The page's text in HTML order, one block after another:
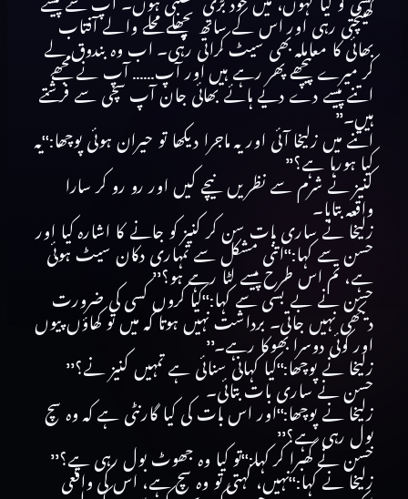
کسی کو کیا کہوں، میں خود بڑی مطلبی ہوں۔ آپ سے پیسے
کھینچتی رہی اور اس کے ساتھ پچھلے محلے والے آفتاب
بھائی کا معاملہ بھی سیٹ کراتی رہی۔ اب وہ بندوق لے
کر میرے پیچھے پھر رہے ہیں اور آپ…… آپ نے مجھے
اتنے پیسے دے دیے ہائے بھائی جان آپ سچی سے فرشتے
ہیں۔’’
اتنے میں زلیخا آئی اور یہ ماجرا دیکھا تو حیران ہوئی پوچھا:‘‘یہ
کیا ہورہا ہے؟’’
کنیز نے شرم سے نظریں نیچے کیں اور رو رو کر سارا
واقعہ بتایا۔
زلیخا نے ساری بات سن کر کنیز کو جانے کا اشارہ کیا اور
حسن سے کہا:‘‘اتنی مشکل سے تمہاری دکان سیٹ ہوئی
ہے، تم اس طرح پیسے لٹا رہے ہو؟’’
حسن نے بے بسی سے کہا:‘‘کیا کروں کسی کی ضرورت
دیکھی نہیں جاتی۔ برداشت نہیں ہوتا کہ میں تو کھاؤں پیوں
اور کوئی دوسرا بھوکا رہے۔’’
زلیخا نے پوچھا:‘‘کیا کہانی سنائی ہے تمہیں کنیز نے؟’’
حسن نے ساری بات بتائی۔
زلیخا نے پوچھا:‘‘اور اس بات کی کیا گارنٹی ہے کہ وہ سچ
بول رہی ہے؟’’
حسن نے گھبرا کر کہا:‘‘تو کیا وہ جھوٹ بول رہی ہے؟’’
زلیخا نے کہا:‘‘نہیں، کہتی تو وہ سچ ہے، اس کی واقعی